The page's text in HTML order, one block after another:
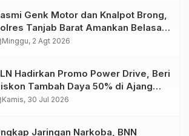
Genk Motor dan Knalpot Brong,
Tanjab Barat Amankan Belasan
Minggu, 2 Agt 2026
Hadirkan Promo Power Drive, Beri
Tambah Daya 50% di Ajang
2026
Kamis, 30 Jul 2026
Jaringan Narkoba, BNN